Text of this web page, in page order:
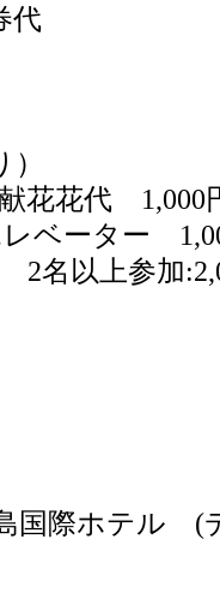
代
花花代 1,000
ベーター
以上参加
国際ホテル (